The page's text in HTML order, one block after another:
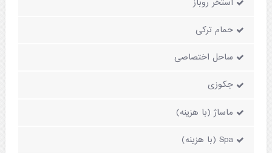
استخر روباز
حمام ترکی
ساحل اختصاصی
جکوزی
ماساژ (با هزینه)
Spa (با هزینه)